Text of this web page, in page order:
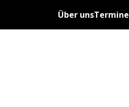
Über unsTermine